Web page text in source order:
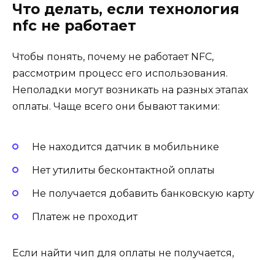
Что делать, если технология
nfc не работает
Чтобы понять, почему не работает NFC,
рассмотрим процесс его использования.
Неполадки могут возникать на разных этапах
оплаты. Чаще всего они бывают такими:
Не находится датчик в мобильнике
Нет утилиты бесконтактной оплаты
Не получается добавить банковскую карту
Платеж не проходит
Если найти чип для оплаты не получается,